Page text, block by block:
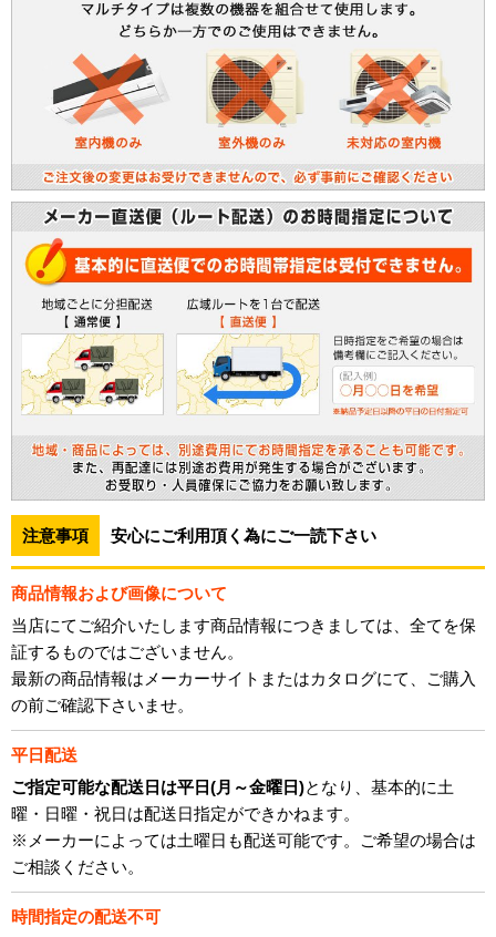
注意事項 安心にご利用頂く為にご一読下さい
商品情報および画像について
当店にてご紹介いたします商品情報につきましては、全てを保
証するものではございません。
最新の商品情報はメーカーサイトまたはカタログにて、ご購入
の前ご確認下さいませ。
平日配送
ご指定可能な配送日は平日(月～金曜日)となり、基本的に土
曜・日曜・祝日は配送日指定ができかねます。
※メーカーによっては土曜日も配送可能です。ご希望の場合は
ご相談ください。
時間指定の配送不可